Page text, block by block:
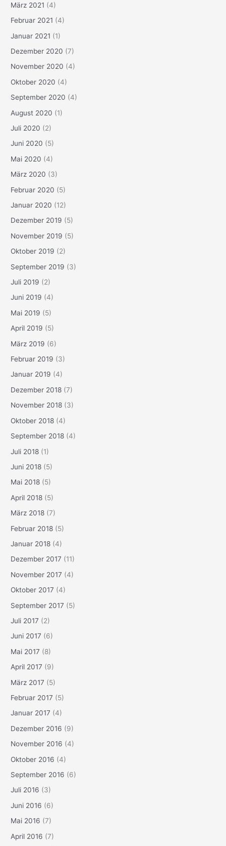
März 2021 (4)
Februar 2021 (4)
Januar 2021 (1)
Dezember 2020 (7)
November 2020 (4)
Oktober 2020 (4)
September 2020 (4)
August 2020 (1)
Juli 2020 (2)
Juni 2020 (5)
Mai 2020 (4)
März 2020 (3)
Februar 2020 (5)
Januar 2020 (12)
Dezember 2019 (5)
November 2019 (5)
Oktober 2019 (2)
September 2019 (3)
Juli 2019 (2)
Juni 2019 (4)
Mai 2019 (5)
April 2019 (5)
März 2019 (6)
Februar 2019 (3)
Januar 2019 (4)
Dezember 2018 (7)
November 2018 (3)
Oktober 2018 (4)
September 2018 (4)
Juli 2018 (1)
Juni 2018 (5)
Mai 2018 (5)
April 2018 (5)
März 2018 (7)
Februar 2018 (5)
Januar 2018 (4)
Dezember 2017 (11)
November 2017 (4)
Oktober 2017 (4)
September 2017 (5)
Juli 2017 (2)
Juni 2017 (6)
Mai 2017 (8)
April 2017 (9)
März 2017 (5)
Februar 2017 (5)
Januar 2017 (4)
Dezember 2016 (9)
November 2016 (4)
Oktober 2016 (4)
September 2016 (6)
Juli 2016 (3)
Juni 2016 (6)
Mai 2016 (7)
April 2016 (7)